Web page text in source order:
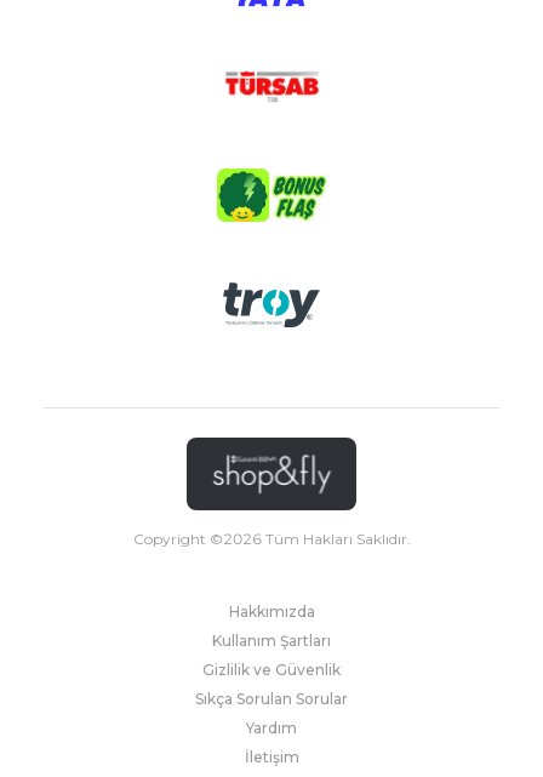
Copyright ©2026Tüm Hakları Saklıdır.
Hakkımızda
Kullanım Şartları
Gizlilik ve Güvenlik
Sıkça Sorulan Sorular
Yardım
İletişim